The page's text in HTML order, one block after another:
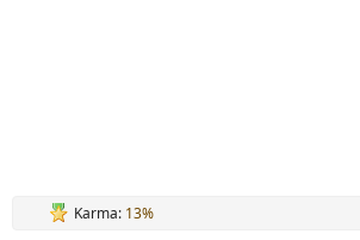
Karma: 13%